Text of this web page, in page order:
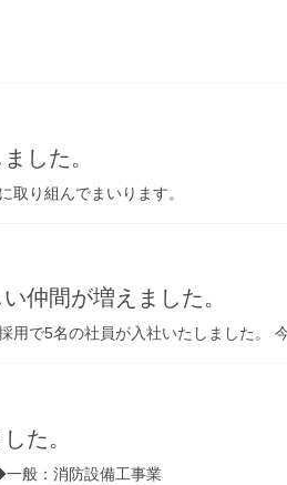
した。
取り組んでまいります。
仲間が増えました。
用で5名の社員が入社いたしました。
た。
般：消防設備工事業